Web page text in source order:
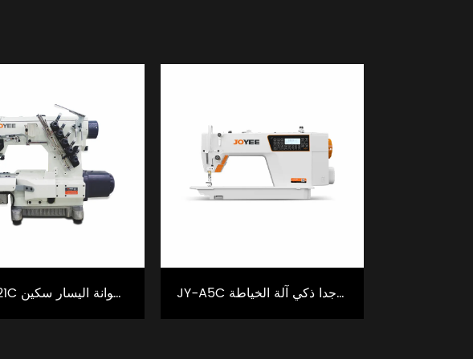
JY-C221C عالية السرعة آلة التعشيق نوع الأسطوانة اليسار سكين JY-A5C خطوة صغيرة جدا ذكي آلة الخياطة